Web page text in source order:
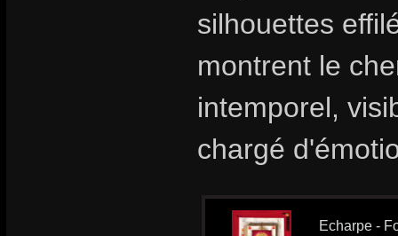
silhouettes
montrent le
intemporel,
chargé
Echarpe -